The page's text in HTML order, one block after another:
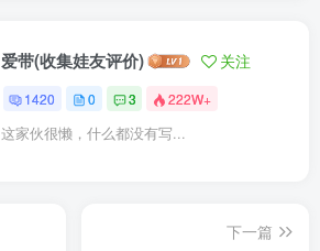
爱带(收集娃友评价) 关注
1420 0 3 222W+
这家伙很懒，什么都没有写...
下一篇